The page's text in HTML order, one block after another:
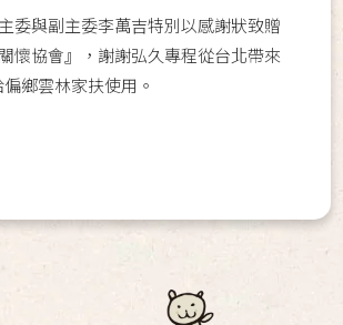
委與副主委李萬吉特別以感謝狀致贈
懷協會』，謝謝弘久專程從台北帶來
鄉雲林家扶使用。